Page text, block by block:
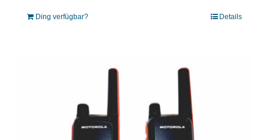
Ding verfügbar? Details